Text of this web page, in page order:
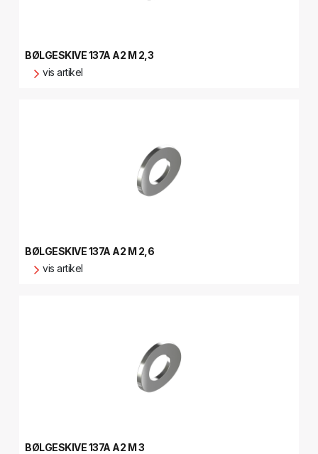
BØLGESKIVE 137A A2 M 2,3
vis artikel
BØLGESKIVE 137A A2 M 2,6
vis artikel
BØLGESKIVE 137A A2 M 3